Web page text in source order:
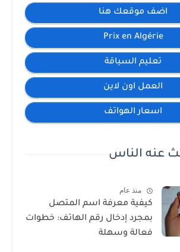
اضف موقعك هنا
Prix en Algérie
تعليم السياقة
العمل اون لاين
اسعار الهواتف
عنه الناس
منذ عام
كيفية معرفة اسم المتصل
بمجرد إدخال رقم الهاتف: خطوات
فعالة وسهلة